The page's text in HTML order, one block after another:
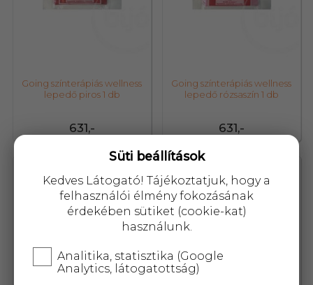
631,-
Going színterápiás wellness
lepedő piros 1 db
631,-
Going színterápiás wellness
lepedő rózsaszín 1 db
Süti beállítások
Kedves Látogató! Tájékoztatjuk, hogy a
felhasználói élmény fokozásának
érdekében sütiket (cookie-kat)
használunk.
Analitika, statisztika (Google
Analytics, látogatottság)